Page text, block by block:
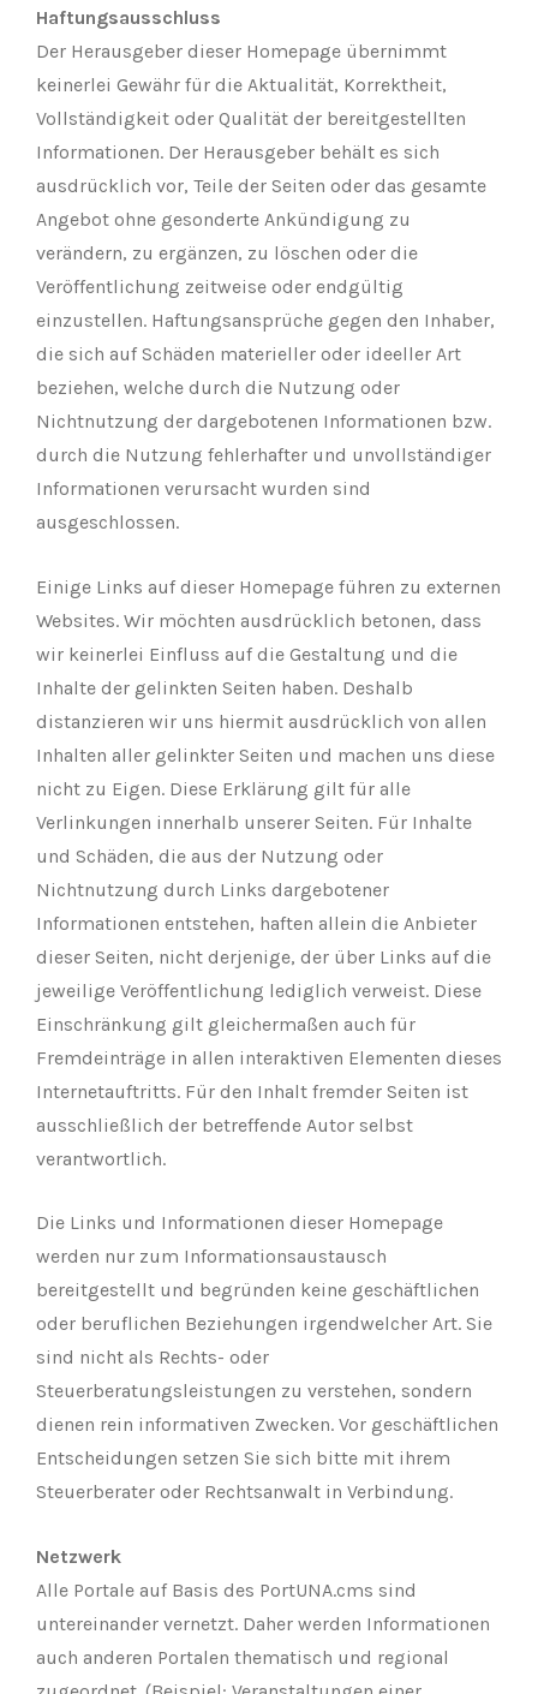
Haftungsausschluss
Der Herausgeber dieser Homepage übernimmt
keinerlei Gewähr für die Aktualität, Korrektheit,
Vollständigkeit oder Qualität der bereitgestellten
Informationen. Der Herausgeber behält es sich
ausdrücklich vor, Teile der Seiten oder das gesamte
Angebot ohne gesonderte Ankündigung zu
verändern, zu ergänzen, zu löschen oder die
Veröffentlichung zeitweise oder endgültig
einzustellen. Haftungsansprüche gegen den Inhaber,
die sich auf Schäden materieller oder ideeller Art
beziehen, welche durch die Nutzung oder
Nichtnutzung der dargebotenen Informationen bzw.
durch die Nutzung fehlerhafter und unvollständiger
Informationen verursacht wurden sind
ausgeschlossen.
Einige Links auf dieser Homepage führen zu externen
Websites. Wir möchten ausdrücklich betonen, dass
wir keinerlei Einfluss auf die Gestaltung und die
Inhalte der gelinkten Seiten haben. Deshalb
distanzieren wir uns hiermit ausdrücklich von allen
Inhalten aller gelinkter Seiten und machen uns diese
nicht zu Eigen. Diese Erklärung gilt für alle
Verlinkungen innerhalb unserer Seiten. Für Inhalte
und Schäden, die aus der Nutzung oder
Nichtnutzung durch Links dargebotener
Informationen entstehen, haften allein die Anbieter
dieser Seiten, nicht derjenige, der über Links auf die
jeweilige Veröffentlichung lediglich verweist. Diese
Einschränkung gilt gleichermaßen auch für
Fremdeinträge in allen interaktiven Elementen dieses
Internetauftritts. Für den Inhalt fremder Seiten ist
ausschließlich der betreffende Autor selbst
verantwortlich.
Die Links und Informationen dieser Homepage
werden nur zum Informationsaustausch
bereitgestellt und begründen keine geschäftlichen
oder beruflichen Beziehungen irgendwelcher Art. Sie
sind nicht als Rechts- oder
Steuerberatungsleistungen zu verstehen, sondern
dienen rein informativen Zwecken. Vor geschäftlichen
Entscheidungen setzen Sie sich bitte mit ihrem
Steuerberater oder Rechtsanwalt in Verbindung.
Netzwerk
Alle Portale auf Basis des PortUNA.cms sind
untereinander vernetzt. Daher werden Informationen
auch anderen Portalen thematisch und regional